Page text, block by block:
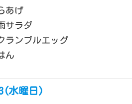
あげ
サラダ
ランブルエッグ
ん
水曜日)